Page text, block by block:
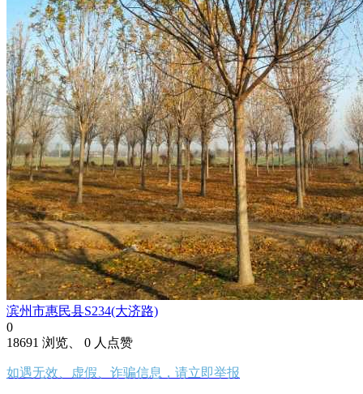
滨州市惠民县S234(大济路)
0
18691 浏览、 0 人点赞
如遇无效、虚假、诈骗信息，请立即举报